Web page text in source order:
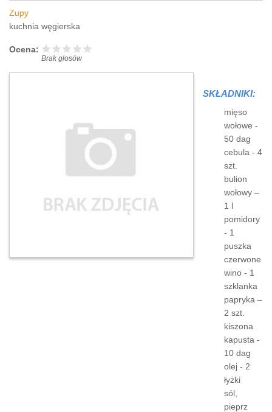
Zupy
kuchnia węgierska
Ocena:
Brak głosów
SKŁADNIKI:
mięso
wołowe -
50 dag
cebula - 4
szt.
bulion
wołowy –
1 l
pomidory
- 1
puszka
czerwone
wino - 1
szklanka
papryka –
2 szt.
kiszona
kapusta -
10 dag
olej - 2
łyżki
sól,
pieprz